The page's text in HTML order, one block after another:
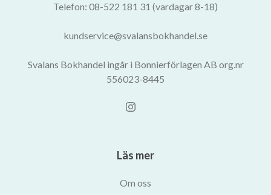
Telefon: 08-522 181 31 (vardagar 8-18)
kundservice@svalansbokhandel.se
Svalans Bokhandel ingår i Bonnierförlagen AB org.nr
556023-8445
Läs mer
Om oss